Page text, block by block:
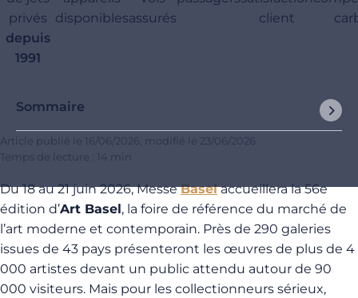
privés
depuis
1991
disponiblesassurés
client
Sommaire
Article publié le 16/06/2026 , modifié le 23/06/2026
Temps de lecture : 14 min
Du 18 au 21 juin 2026, MesseBaselaccueillera la 56e
édition d’Art Basel, la foire de référence du marché de
l’art moderne et contemporain. Près de 290 galeries
issues de 43 pays présenteront les œuvres de plus de 4
000 artistes devant un public attendu autour de 90
000 visiteurs. Mais pour les collectionneurs sérieux,